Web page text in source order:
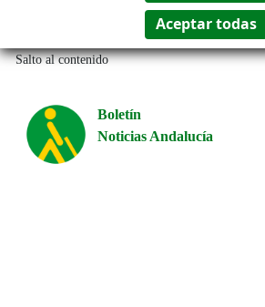
Salto al contenido
Boletín
Noticias Andalucía